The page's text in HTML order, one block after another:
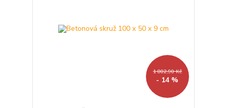
1 802,90 Kč
- 14 %